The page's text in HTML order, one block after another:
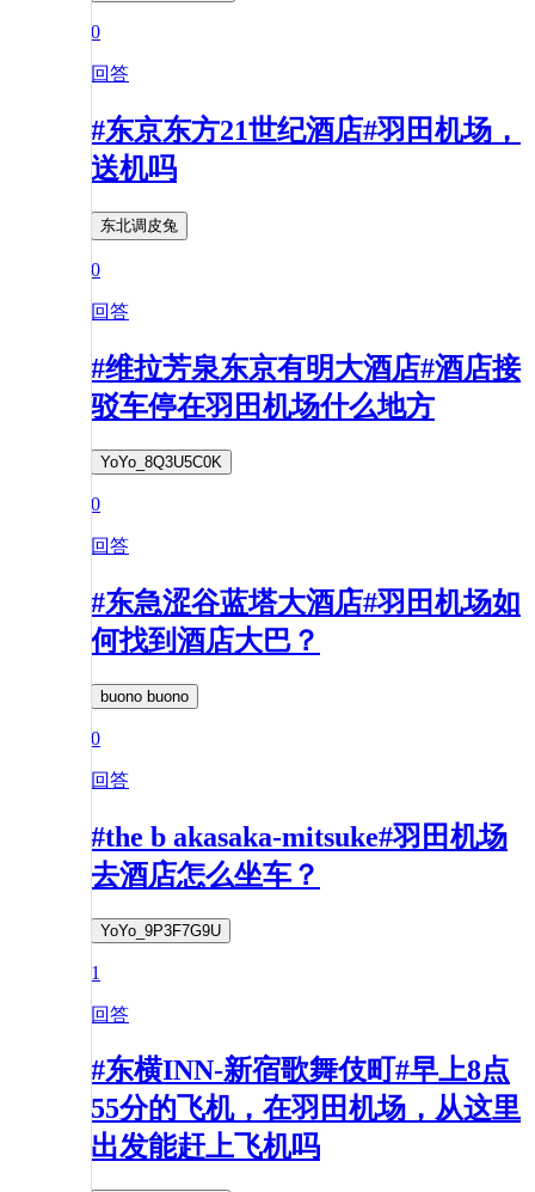
0
回答
#东京东方21世纪酒店#羽田机场，
送机吗
东北调皮兔
0
回答
#维拉芳泉东京有明大酒店#酒店接
驳车停在羽田机场什么地方
YoYo_8Q3U5C0K
0
回答
#东急涩谷蓝塔大酒店#羽田机场如
何找到酒店大巴？
buono buono
0
回答
#the b akasaka-mitsuke#羽田机场
去酒店怎么坐车？
YoYo_9P3F7G9U
1
回答
#东横INN-新宿歌舞伎町#早上8点
55分的飞机，在羽田机场，从这里
出发能赶上飞机吗